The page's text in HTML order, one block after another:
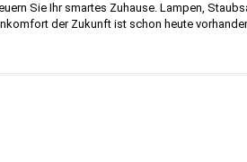
Sie Ihr smartes Zuhause. Lampen,
der Zukunft ist schon heute